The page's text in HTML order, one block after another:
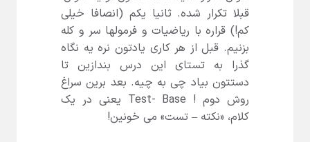
قبلا تکرار شده. ثانیا یکم (انصافا خیلی
کم!) قراره با ریاضیات و فرمولها سر و کله
بزنیم. قبل از هر کاری یادتون نره یه نگاه
گذرا به تستای این درس بندازین تا
دستتون بیاد چی به چیه. بعد برین سراغ
روش دوم ! Test- Base یعنی در یک
کلام، «نکته – تست» می خونین!